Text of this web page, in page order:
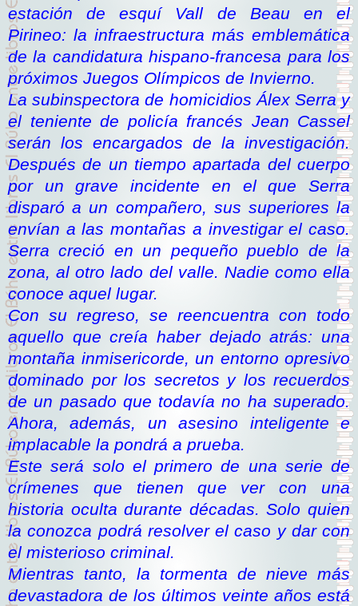
estación de esquí Vall de Beau en el
Pirineo: la infraestructura más emblemática
de la candidatura hispano-francesa para los
próximos Juegos Olímpicos de Invierno.
La subinspectora de homicidios Álex Serra y
el teniente de policía francés Jean Cassel
serán los encargados de la investigación.
Después de un tiempo apartada del cuerpo
por un grave incidente en el que Serra
disparó a un compañero, sus superiores la
envían a las montañas a investigar el caso.
Serra creció en un pequeño pueblo de la
zona, al otro lado del valle. Nadie como ella
conoce aquel lugar.
Con su regreso, se reencuentra con todo
aquello que creía haber dejado atrás: una
montaña inmisericorde, un entorno opresivo
dominado por los secretos y los recuerdos
de un pasado que todavía no ha superado.
Ahora, además, un asesino inteligente e
implacable la pondrá a prueba.
Este será solo el primero de una serie de
crímenes que tienen que ver con una
historia oculta durante décadas. Solo quien
la conozca podrá resolver el caso y dar con
el misterioso criminal.
Mientras tanto, la tormenta de nieve más
devastadora de los últimos veinte años está